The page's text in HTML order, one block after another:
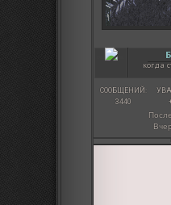
когда
СООБЩЕНИЙ:
3440